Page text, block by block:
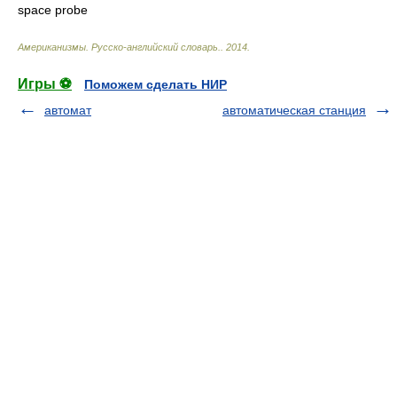
space probe
Американизмы. Русско-английский словарь. 2014
Игры ⚽
Поможем сделать НИР
автомат
автоматическая станция